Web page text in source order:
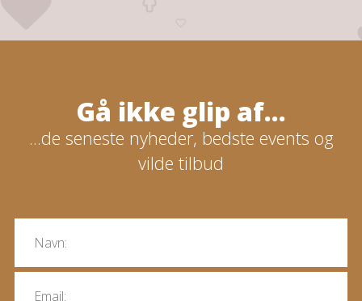
Gå ikke glip af...
...de seneste nyheder, bedste events og
vilde tilbud